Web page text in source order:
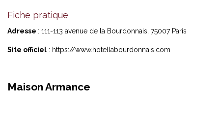
Fiche pratique
Adresse : 111-113 avenue de la Bourdonnais, 75007 Paris
Site officiel : https://www.hotellabourdonnais.com
Maison Armance